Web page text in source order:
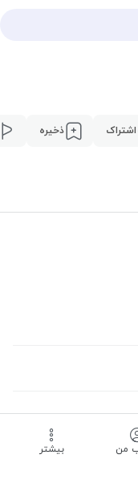
اشتراک ذخیره
من بیشتر